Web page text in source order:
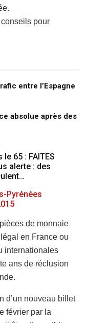
pour
entre l’Espagne
absolue après des
le 65 : FAITES
alerte : des
Pyrénées
de monnaie
en France ou
internationales
ans de réclusion
d’un nouveau billet
février par la